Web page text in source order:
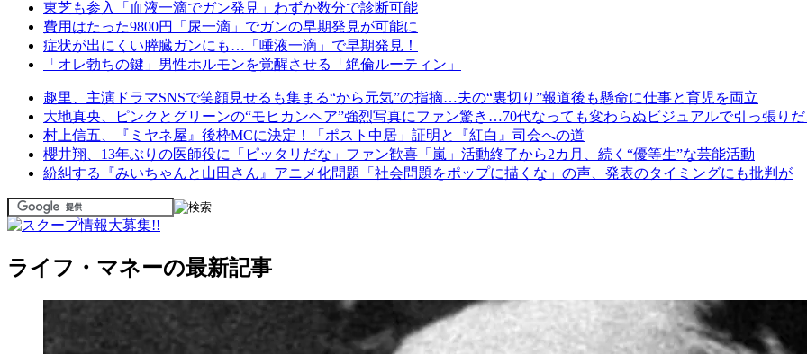
東芝も参入「血液一滴でガン発見」わずか数分で診断可能
費用はたった9800円「尿一滴」でガンの早期発見が可能に
症状が出にくい膵臓ガンにも…「唾液一滴」で早期発見！
「オレ勃ちの鍵」男性ホルモンを覚醒させる「絶倫ルーティン」
趣里、主演ドラマSNSで笑顔見せるも集まる“から元気”の指摘…夫の“裏切り”報道後も懸命に仕事と育児を両立
大地真央、ピンクとグリーンの“モヒカンヘア”強烈写真にファン驚き…70代なっても変わらぬビジュアルで引っ張り
村上信五、『ミヤネ屋』後枠MCに決定！「ポスト中居」証明と『紅白』司会への道
櫻井翔、13年ぶりの医師役に「ピッタリだな」ファン歓喜「嵐」活動終了から2カ月、続く“優等生”な芸能活動
紛糾する『みいちゃんと山田さん』アニメ化問題「社会問題をポップに描くな」の声、発表のタイミングにも批判が
ライフ・マネーの最新記事